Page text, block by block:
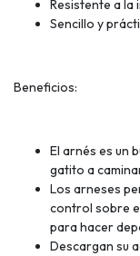
Resistente a la
Sencillo y
Beneficios:
El arnés es un
gatito a
Los arneses
control sobre
para hacer
Descargan su